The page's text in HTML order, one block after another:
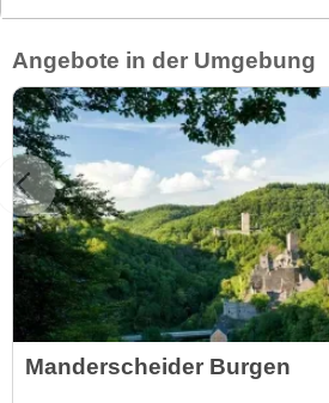
Angebote in der Umgebung
Manderscheider Burgen